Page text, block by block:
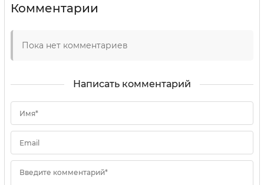
Комментарии
Пока нет комментариев
Написать комментарий
Имя*
Email
Введите комментарий*